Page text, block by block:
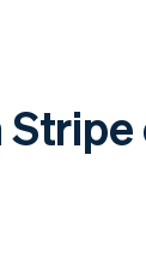
Stripe